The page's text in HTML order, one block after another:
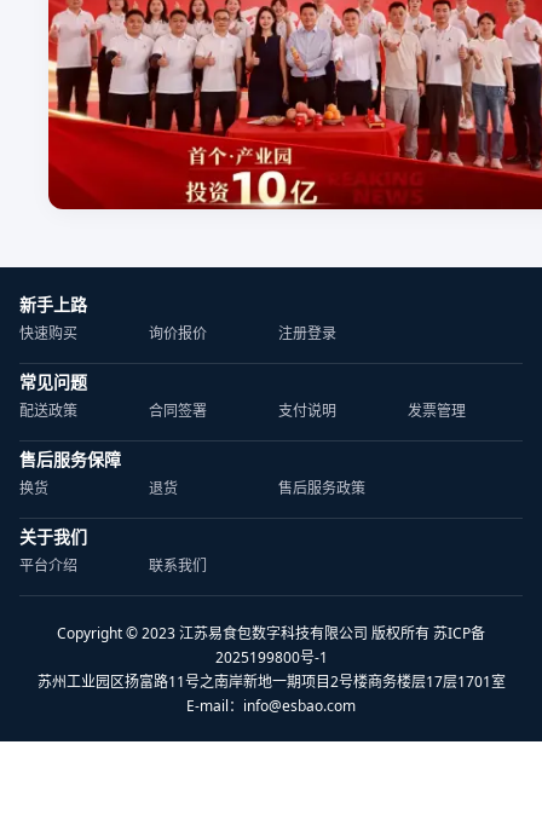
新手上路
快速购买 询价报价 注册登录
常见问题
配送政策 合同签署 支付说明 发票管理
售后服务保障
换货 退货 售后服务政策
关于我们
平台介绍 联系我们
Copyright © 2023 江苏易食包数字科技有限公司 版权所有 苏ICP备
2025199800号-1
苏州工业园区扬富路11号之南岸新地一期项目2号楼商务楼层17层1701室
E-mail： info@esbao.com